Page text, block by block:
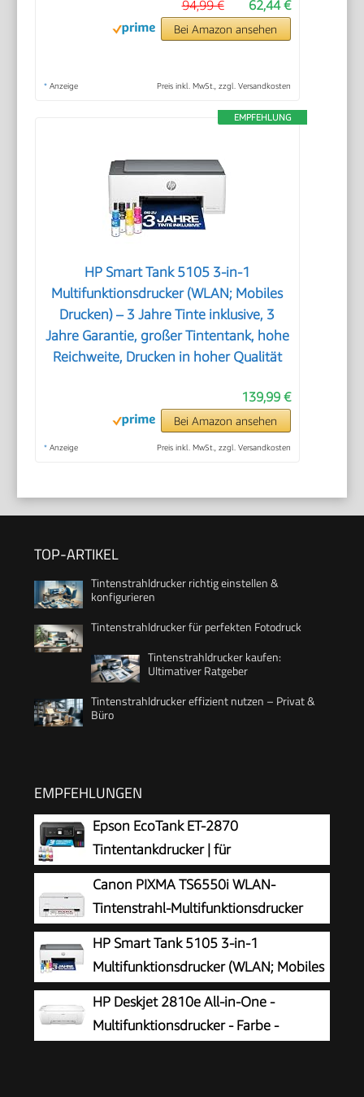
62,44 €
94,99 €
Bei Amazon ansehen
* Anzeige Preis inkl. MwSt., zzgl. Versandkosten
EMPFEHLUNG
HP Smart Tank 5105 3-in-1
Multifunktionsdrucker (WLAN; Mobiles
Drucken) – 3 Jahre Tinte inklusive, 3
Jahre Garantie, großer Tintentank, hohe
Reichweite, Drucken in hoher Qualität
139,99 €
Bei Amazon ansehen
* Anzeige Preis inkl. MwSt., zzgl. Versandkosten
TOP-ARTIKEL
Tintenstrahldrucker richtig einstellen &
konfigurieren
Tintenstrahldrucker für perfekten Fotodruck
Tintenstrahldrucker kaufen:
Ultimativer Ratgeber
Tintenstrahldrucker effizient nutzen – Privat &
Büro
EMPFEHLUNGEN
Epson EcoTank ET-2870
Tintentankdrucker | für
vielbeschäftigte Haushalte | WLAN | A4
| Drucken, Kopieren, Scannen | 3.7 cm LCD-
Display | inkl. Tinte für bis zu 3 Jahre
Canon PIXMA TS6550i WLAN-
Tintenstrahl-Multifunktionsdrucker
HP Smart Tank 5105 3-in-1
Multifunktionsdrucker (WLAN; Mobiles
Drucken) – 3 Jahre Tinte inklusive, 3
Jahre Garantie, großer Tintentank, hohe
Reichweite, Drucken in hoher Qualität
HP Deskjet 2810e All-in-One -
Multifunktionsdrucker - Farbe -